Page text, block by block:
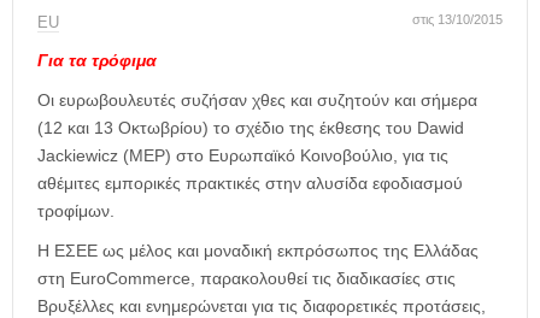
ΕU στις 13/10/2015
Για τα τρόφιμα
Οι ευρωβουλευτές συζήσαν χθες και συζητούν και σήμερα
(12 και 13 Οκτωβρίου) το σχέδιο της έκθεσης του Dawid
Jackiewicz (MEP) στο Ευρωπαϊκό Κοινοβούλιο, για τις
αθέμιτες εμπορικές πρακτικές στην αλυσίδα εφοδιασμού
τροφίμων.
Η ΕΣΕΕ ως μέλος και μοναδική εκπρόσωπος της Ελλάδας
στη EuroCommerce, παρακολουθεί τις διαδικασίες στις
Βρυξέλλες και ενημερώνεται για τις διαφορετικές προτάσεις,